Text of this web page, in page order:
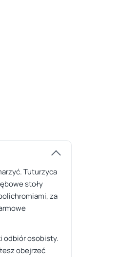
Tuturzyca
stoły
za
odbiór osobisty.
obejrzeć